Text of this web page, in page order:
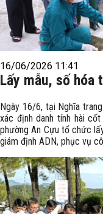
16/06/2026 11:41
Lấy mẫu, số
Ngày 16/6, tại Nghĩa
xác định danh tính hài
phường An Cựu tổ chức
giám định ADN, phục vụ